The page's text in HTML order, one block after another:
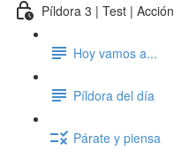
Píldora 3 | Test | Acción
Hoy vamos a...
Píldora del día
Párate y piensa